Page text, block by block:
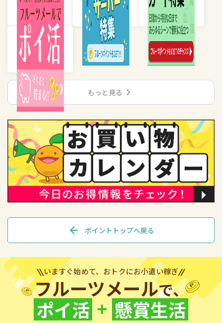
もっと見る chevron_right
arrow_back ポイントトップへ戻る
いますぐ始めて、おトクにお小遣い稼ぎ
フルーツメールで、
ポイ活 + 懸賞生活